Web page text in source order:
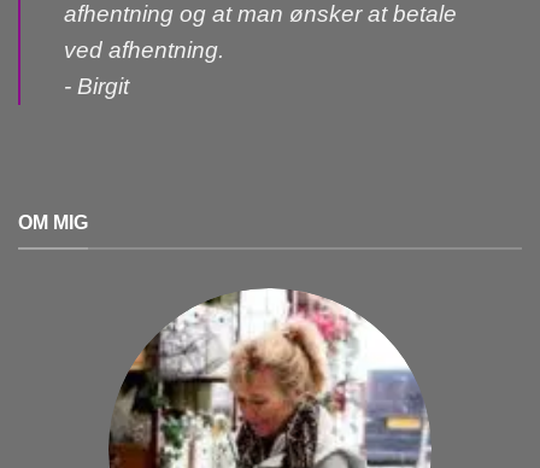
afhentning og at man ønsker at betale
ved afhentning.
- Birgit
OM MIG